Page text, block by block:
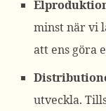
minst när vi
att ens göra
utveckla.